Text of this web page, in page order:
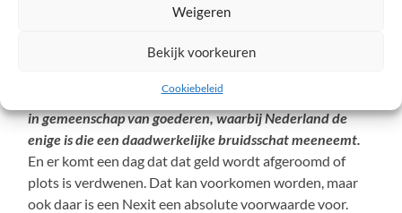
Weigeren
Bekijk voorkeuren
Cookiebeleid
‘pensioenpotten’ zijn legendarisch. En hoewel onze
samen te werken is de werkelijkheid, ook wel Realpolitik
ogen naar dat spaargeld.De EU is als een groepshuwelijk
in gemeenschap van goederen, waarbij Nederland de
enige is die een daadwerkelijke bruidsschat meeneemt.
En er komt een dag dat dat geld wordt afgeroomd of
plots is verdwenen. Dat kan voorkomen worden, maar
ook daar is een Nexit een absolute voorwaarde voor.